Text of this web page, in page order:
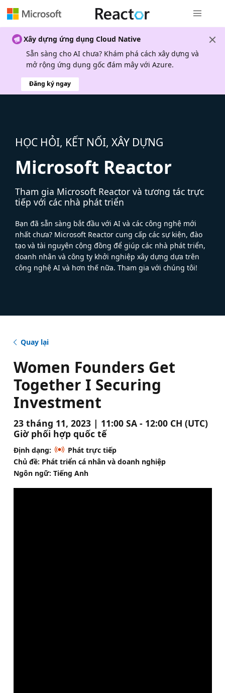
Xây dựng ứng dụng Cloud Native
Sẵn sàng cho AI chưa? Khám phá cách xây dựng và
mở rộng ứng dụng gốc đám mây với Azure.
Đăng ký ngay
HỌC HỎI, KẾT NỐI, XÂY DỰNG
Microsoft Reactor
Tham gia Microsoft Reactor và tương tác trực
tiếp với các nhà phát triển
Bạn đã sẵn sàng bắt đầu với AI và các công nghệ mới
nhất chưa? Microsoft Reactor cung cấp các sự kiện, đào
tạo và tài nguyên cộng đồng để giúp các nhà phát triển,
doanh nhân và công ty khởi nghiệp xây dựng dựa trên
công nghệ AI và hơn thế nữa. Tham gia với chúng tôi!
Quay lại
Women Founders Get
Together I Securing
Investment
23 tháng 11, 2023 | 11:00 SA - 12:00 CH (UTC)
Giờ phối hợp quốc tế
Định dạng:
Phát trực tiếp
Chủ đề: Phát triển cá nhân và doanh nghiệp
Ngôn ngữ: Tiếng Anh